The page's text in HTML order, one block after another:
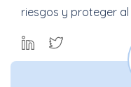
riesgos y proteger